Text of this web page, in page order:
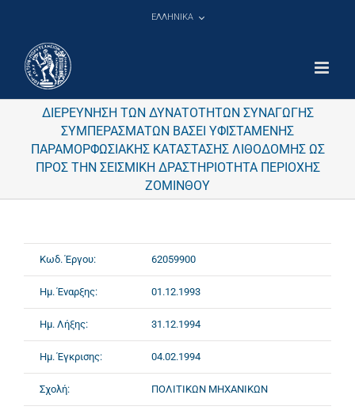
ΕΛΛΗΝΙΚΑ
ΔΙΕΡΕΥΝΗΣΗ ΤΩΝ ΔΥΝΑΤΟΤΗΤΩΝ ΣΥΝΑΓΩΓΗΣ
ΣΥΜΠΕΡΑΣΜΑΤΩΝ ΒΑΣΕΙ ΥΦΙΣΤΑΜΕΝΗΣ
ΠΑΡΑΜΟΡΦΩΣΙΑΚΗΣ ΚΑΤΑΣΤΑΣΗΣ ΛΙΘΟΔΟΜΗΣ ΩΣ
ΠΡΟΣ ΤΗΝ ΣΕΙΣΜΙΚΗ ΔΡΑΣΤΗΡΙΟΤΗΤΑ ΠΕΡΙΟΧΗΣ
ΖΟΜΙΝΘΟΥ
Κωδ. Έργου: 62059900
Ημ. Έναρξης: 01.12.1993
Ημ. Λήξης: 31.12.1994
Ημ. Έγκρισης: 04.02.1994
Σχολή: ΠΟΛΙΤΙΚΩΝ ΜΗΧΑΝΙΚΩΝ